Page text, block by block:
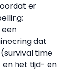
er
dat
time
en het tijd- en